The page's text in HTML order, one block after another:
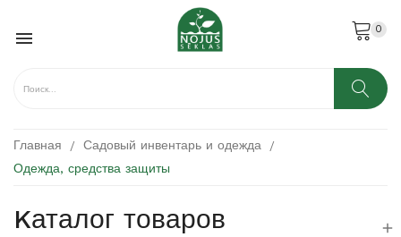
 0
Главная
Садовый инвентарь и одежда
Одежда, средства защиты
Kаталог товаров 